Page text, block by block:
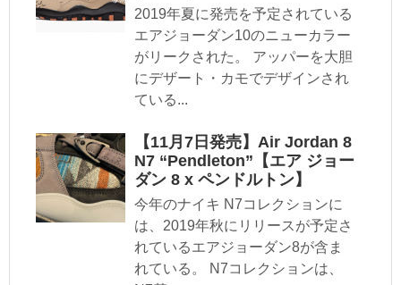
2019年夏に発売を予定されている
エアジョーダン10のニューカラー
がリークされた。 アッパーを大胆
にデザート・カモでデザインされ
ている...
【11月7日発売】Air Jordan 8
N7 “Pendleton”【エア ジョー
ダン 8 x ペンドルトン】
今年のナイキ N7コレクションに
は、2019年秋にリリースが予定さ
れているエアジョーダン8が含ま
れている。 N7コレクションは、